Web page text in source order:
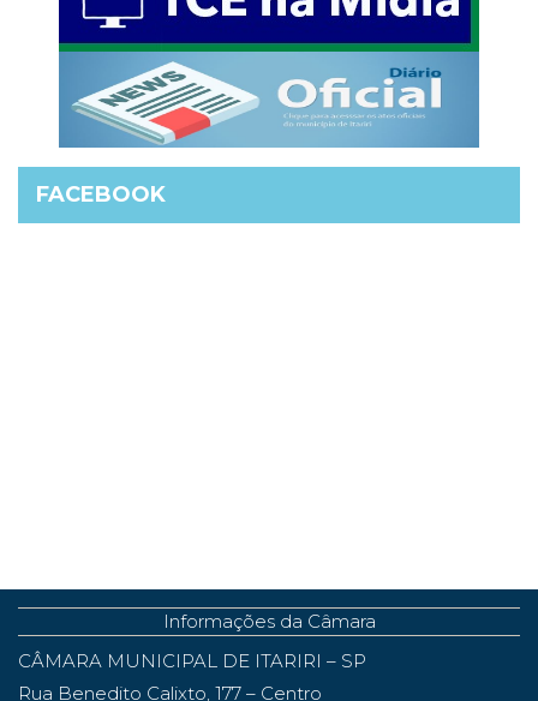
FACEBOOK
Informações da Câmara
CÂMARA MUNICIPAL DE ITARIRI – SP
Rua Benedito Calixto, 177 – Centro